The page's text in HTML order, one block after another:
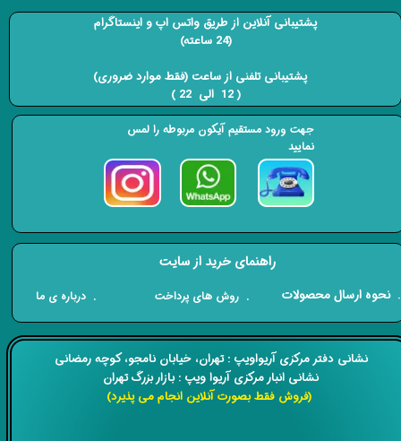
​​نشانی دفتر مرکزی آریواویپ : تهران، خیابان نامجو،کوچه رمضانی
نشانی انبار مرکزی آریوا ویپ : بازار بزرگ تهران
(فروش فقط بصورت آنلاین انجام می پذیرد)
راهنمای خرید از سایت
​. نحوه ارسال محصولات . روش های پرداخت . درباره ی ما
پشتیبانی آنلاین از طریق واتس اپ و اینستاگرام
(24 ساعته)
​​​​​​​ پشتیبانی تلفنی از ساعت (فقط موارد ضروری)
( 12 الی 22 ) ​​​​​​​
جهت ورود مستقیم آیکون مربوطه را لمس
نمایید